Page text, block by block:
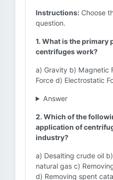
Instructions: Choose
question.
1. What is the
centrifuges work?
a) Gravity b) Magnetic
Force d) Electrostatic
Answer
2. Which of the
application of
industry?
a) Desalting crude oil
natural gas c)
d) Removing spent